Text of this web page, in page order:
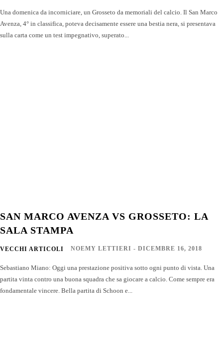
Una domenica da incorniciare, un Grosseto da memoriali del calcio. Il San Marco
Avenza, 4° in classifica, poteva decisamente essere una bestia nera, si presentava
sulla carta come un test impegnativo, superato...
SAN MARCO AVENZA VS GROSSETO: LA
SALA STAMPA
VECCHI ARTICOLI NOEMY LETTIERI - DICEMBRE 16, 2018
Sebastiano Miano: Oggi una prestazione positiva sotto ogni punto di vista. Una
partita vinta contro una buona squadra che sa giocare a calcio. Come sempre era
fondamentale vincere. Bella partita di Schoon e...